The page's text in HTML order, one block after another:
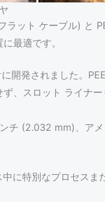
ット ケーブル) と
最適です。
開発されました。
、スロット ライナ
(2.032 mm)、ア
に特別なプロセスま